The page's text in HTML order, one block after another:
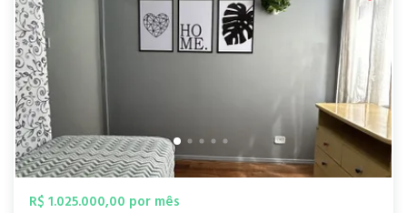
R$ 1.025.000,00 por mês